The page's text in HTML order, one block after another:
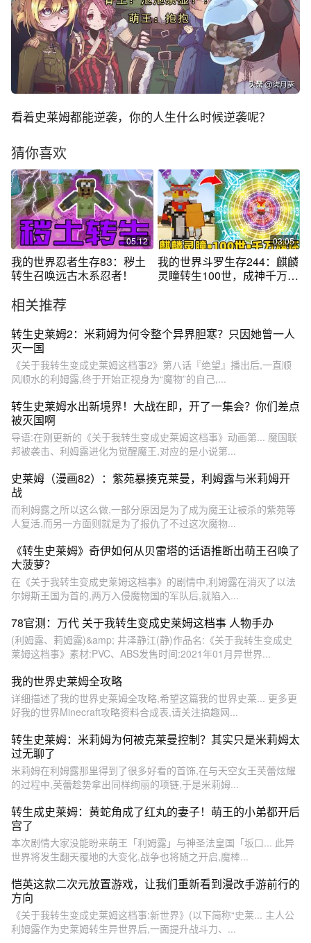
看着史莱姆都能逆袭，你的人生什么时候逆袭呢？
猜你喜欢
05:12
我的世界忍者生存83：秽土
转生召唤远古木系忍者！
03:05
我的世界斗罗生存244：麒麟
灵瞳转生100世，成神千万魂
相关推荐
转生史莱姆2：米莉姆为何令整个异界胆寒？只因她曾一人
灭一国
《关于我转生变成史莱姆这档事2》第八话『绝望』播出后,一直顺
风顺水的利姆露,终于开始正视身为“魔物”的自己,...
转生史莱姆水出新境界！大战在即，开了一集会？你们差点
被灭国啊
导语:在刚更新的《关于我转生变成史莱姆这档事》动画第... 魔国联
邦被袭击、利姆露进化为觉醒魔王,对应的是小说第...
史莱姆（漫画82）：紫苑暴揍克莱曼，利姆露与米莉姆开
战
而利姆露之所以这么做,一部分原因是为了成为魔王让被杀的紫苑等
人复活,而另一方面则就是为了报仇了不过这次魔物...
《转生史莱姆》奇伊如何从贝雷塔的话语推断出萌王召唤了
大菠萝？
在《关于我转生变成史莱姆这档事》的剧情中,利姆露在消灭了以法
尔姆斯王国为首的,两万入侵魔物国的军队后,就陷入...
78官测：万代 关于我转生变成史莱姆这档事 人物手办
(利姆露、莉姆露)&amp; 井泽静江(静)作品名:《关于我转生变成史
莱姆这档事》素材:PVC、ABS发售时间:2021年01月异世界...
我的世界史莱姆全攻略
详细描述了我的世界史莱姆全攻略,希望这篇我的世界史莱... 更多更
好我的世界Minecraft攻略资料合成表,请关注搞趣网...
转生史莱姆：米莉姆为何被克莱曼控制？其实只是米莉姆太
过无聊了
米莉姆在利姆露那里得到了很多好看的首饰,在与天空女王芙蕾炫耀
的过程中,芙蕾趁势拿出同样绚丽的项链,于是米莉姆...
转生成史莱姆：黄蛇角成了红丸的妻子！萌王的小弟都开后
宫了
本次剧情大家没能盼来萌王「利姆露」与神圣法皇国「坂口... 此异
世界将发生翻天覆地的大变化,战争也将随之开启,魔棒...
恺英这款二次元放置游戏，让我们重新看到漫改手游前行的
方向
《关于我转生变成史莱姆这档事:新世界》(以下简称“史莱... 主人公
利姆露作为史莱姆转生异世界后,一面提升战斗力、...